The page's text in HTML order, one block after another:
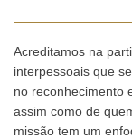
Acreditamos na
interpessoais que
no reconhecimento
assim como de
missão tem um